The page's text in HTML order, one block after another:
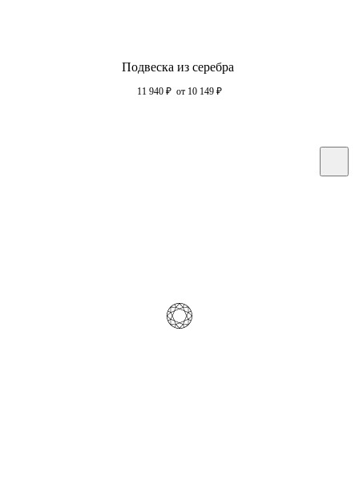
Подвеска из серебра
11 940 ₽ от 10 149 ₽